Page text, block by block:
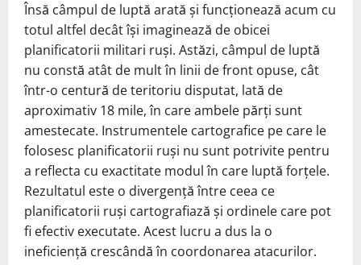
Însă câmpul de luptă arată și funcționează acum cu
totul altfel decât își imaginează de obicei
planificatorii militari ruși. Astăzi, câmpul de luptă
nu constă atât de mult în linii de front opuse, cât
într-o centură de teritoriu disputat, lată de
aproximativ 18 mile, în care ambele părți sunt
amestecate. Instrumentele cartografice pe care le
folosesc planificatorii ruși nu sunt potrivite pentru
a reflecta cu exactitate modul în care luptă forțele.
Rezultatul este o divergență între ceea ce
planificatorii ruși cartografiază și ordinele care pot
fi efectiv executate. Acest lucru a dus la o
ineficiență crescândă în coordonarea atacurilor.